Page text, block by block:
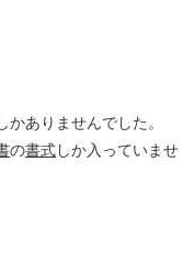
ありませんでした。
の書式しか入っていませ
室